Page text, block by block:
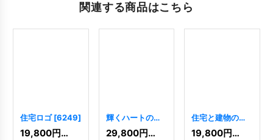
関連する商品はこちら
住宅ロゴ [6249]
19,800円(税込)
輝くハートの温
もりロゴ [6912
29,800円(税込)
住宅と建物のロ
ゴ
9225]
19,800円(税込)